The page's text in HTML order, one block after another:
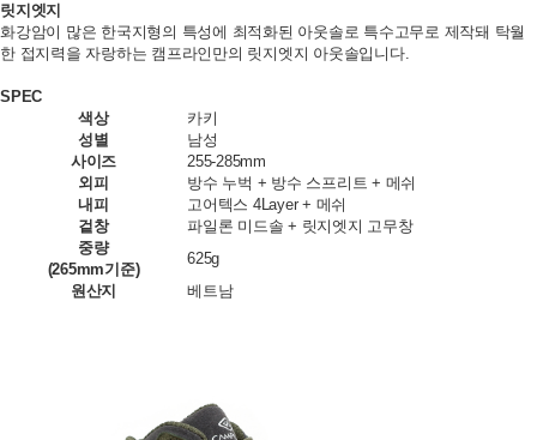
릿지엣지
화강암이 많은 한국지형의 특성에 최적화된 아웃솔로 특수고무로 제작돼 탁월
한 접지력을 자랑하는 캠프라인만의 릿지엣지 아웃솔입니다.
SPEC
색상
카키
성별
남성
사이즈
255-285mm
외피
방수 누벅 + 방수 스프리트 + 메쉬
내피
고어텍스 4Layer + 메쉬
겉창
파일론 미드솔 + 릿지엣지 고무창
중량
(265mm기준)
625g
원산지
베트남